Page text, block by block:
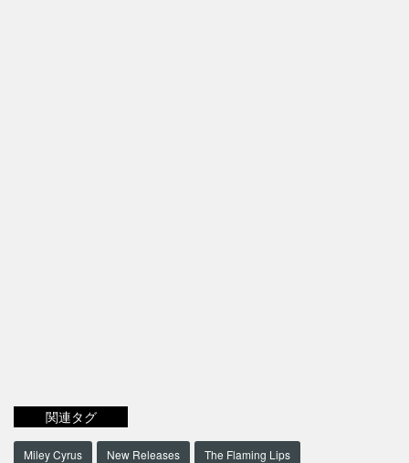
関連タグ
Miley Cyrus New Releases The Flaming Lips